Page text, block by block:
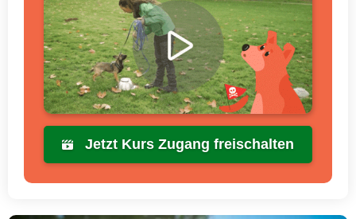
Jetzt Kurs Zugang freischalten